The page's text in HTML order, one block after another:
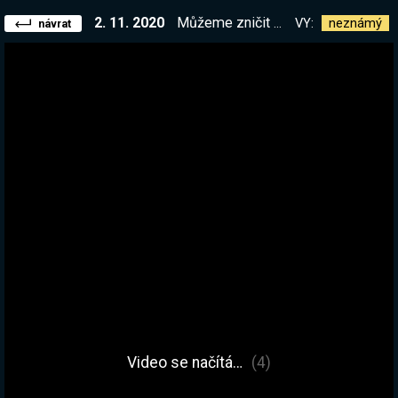
návrat 2. 11. 2020 Můžeme zničit vše. Tak jdeme na to :) || !balik || !list VY: neznámý
Video se načítá… (4)